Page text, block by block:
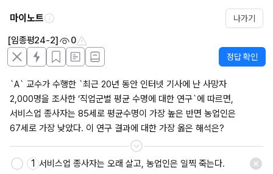
마이노트 나가기
[임종평24-2] 0
정답 확인
`A` 교수가 수행한 `최근 20년 동안 인터넷 기사에 난 사망자
2,000명을 조사한 ‘직업군별 평균 수명에 대한 연구`에 따르면,
서비스업 종사자는 85세로 평균수명이 가장 높은 반면 농업인은
67세로 가장 낮았다. 이 연구 결과에 대한 가장 옳은 해석은?
저장
1 서비스업 종사자는 오래 살고, 농업인은 일찍 죽는다.